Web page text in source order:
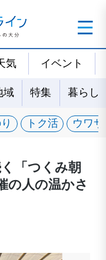
気 イベント
域 特集 暮らし
トク活 ウワ
「つくみ朝
の人の温かさ